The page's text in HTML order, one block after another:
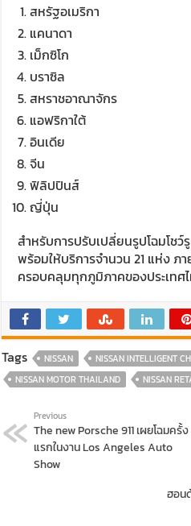
สหรัฐอเมริกา
แคนาดา
เม็กซิโก
บราซิล
สหราชอาณาจักร
แอฟริกาใต้
อินเดีย
จีน
ฟิลิปปินส์
ญี่ปุ่น
สำหรับการปรับเปลี่ยนรูปโฉมโชว์
พร้อมให้บริการจำนวน 21 แห่ง ภ
ครอบคลุมทุกภูมิภาคของประเทศ
Tags NISSAN
NISSAN INTELLIGENT
NISSAN MOTOR THAILAND
NISSAN
Previous
The new Porsche 911 เผยโฉมครั้ง
แรกในงาน Los Angeles Auto
Show
ฮอน